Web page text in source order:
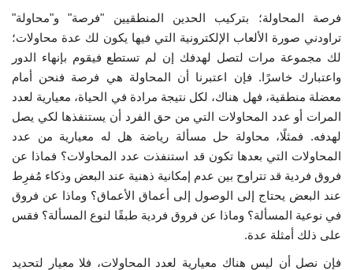
مرجعياتنا
المواطن العالمي
الرواد
فرص
وثائق
الفيديوهات
الرعاة
فرصة المحاولة؛ بتركيب الحدين المنطقيين "فرصة" و"محاولة"
تراودني صورة الألعاب الإلكترونية التي فيها يكون لك عدة محاولات؛
لك مجموعة مرات لتصل لهدفك إن لم تستطع فيقوم بإنهاء الدور
واعتبارك خاسرًا. فإن اعتبرنا أن المحاولة هي فرصة فنحن أمام
معضلة منطقية، فهل هناك، لكل نتيجة مرادة في الحياة، معيارية لعدد
المرات أو عدد المحاولات التي من حق الفرد أن يستنفذها لكي يصل
لهدفه. فمثلًا، محاولة حل مسألة رياضة هل له معيارية من عدد
المحاولات التي بعدها تكون قد استنفذت عدد المحاولات؟ فماذا عن
فروق فردية قد تتراوح بين عدم إمكانية ذهنية عند البعض وذكاء مُفرِط
عند البعض يحتاج إلى الوصول إلى أعماق الأعماق؟ وماذا عن فروق
في نوعية المسألة؟ وماذا عن فروق فردية طبقًا لنوع المسألة؟ فقس
على ذلك أمثلة عدة.
فإن نصل أن ليس هناك معيارية لعدد المحاولات، فلا معيار لتحديد